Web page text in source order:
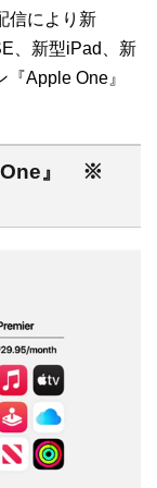
信により新
、新型iPad、新
Apple One』
One』 ※